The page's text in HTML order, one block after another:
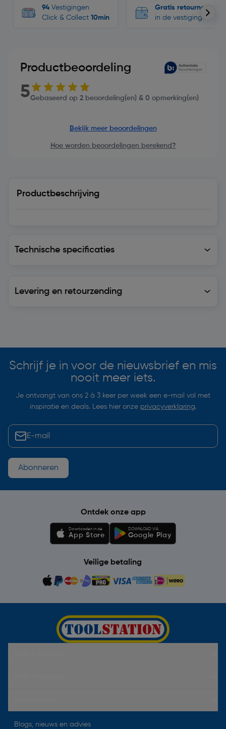
94 Vestigingen
Click & Collect 10min
Gratis retourneren
in de vestigingen
Productbeoordeling
5Gebaseerd op 2 beoordeling(en) & 0 opmerking(en)
Bekijk meer beoordelingen
Hoe worden beoordelingen berekend?
Productbeschrijving
Technische specificaties
Levering en retourzending
Schrijf je in voor de nieuwsbrief en mis
nooit meer iets.
Je ontvangt van ons 2 à 3 keer per week een e-mail vol met
inspiratie en deals. Lees hier onze privacyverklaring.
Abonneren
Ontdek onze app
Downloaden in de
App Store
DOWNLOAD VIA
Google Play
Veilige betaling
Blogs, nieuws en advies